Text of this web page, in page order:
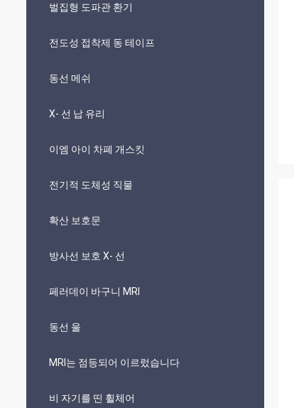
벌집형 도파관 환기
전도성 접착제 동 테이프
동선 메쉬
X- 선 납 유리
이엠 아이 차폐 개스킷
전기적 도체성 직물
확산 보호문
방사선 보호 X- 선
페러데이 바구니 MRI
동선 울
MRI는 점등되어 이르렀습니다
비 자기를 띤 휠체어